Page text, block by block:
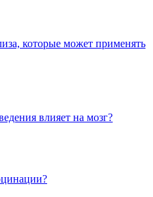
которые может применять
влияет на мозг?